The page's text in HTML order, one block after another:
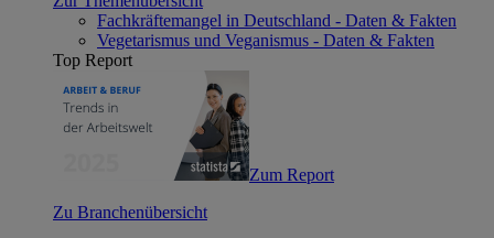
Fachkräftemangel in Deutschland - Daten & Fakten
Vegetarismus und Veganismus - Daten & Fakten
Top Report
Zum Report
Zu Branchenübersicht